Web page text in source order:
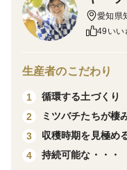
「おいしい！キウイ
「食べれる！のどが
知県・Kさん）
そんなキウイが苦手
愛知県
49いい
生産者のこだわり
1
循環する土づくり
2
ミツバチたちが棲
3
収穫時期を見極め
4
持続可能な・・・